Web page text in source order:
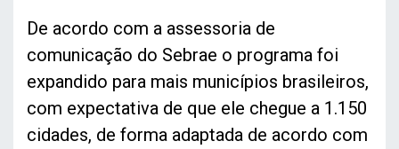
De acordo com a assessoria de
comunicação do Sebrae o programa foi
expandido para mais municípios brasileiros,
com expectativa de que ele chegue a 1.150
cidades, de forma adaptada de acordo com